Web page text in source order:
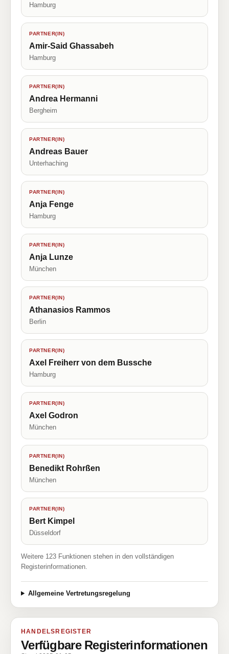
Hamburg
PARTNER(IN)
Amir-Said Ghassabeh
Hamburg
PARTNER(IN)
Andrea Hermanni
Bergheim
PARTNER(IN)
Andreas Bauer
Unterhaching
PARTNER(IN)
Anja Fenge
Hamburg
PARTNER(IN)
Anja Lunze
München
PARTNER(IN)
Athanasios Rammos
Berlin
PARTNER(IN)
Axel Freiherr von dem Bussche
Hamburg
PARTNER(IN)
Axel Godron
München
PARTNER(IN)
Benedikt Rohrßen
München
PARTNER(IN)
Bert Kimpel
Düsseldorf
Weitere 123 Funktionen stehen in den vollständigen
Registerinformationen.
Allgemeine Vertretungsregelung
HANDELSREGISTER
Verfügbare Registerinformationen